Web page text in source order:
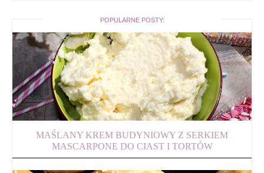
POPULARNE POSTY:
MAŚLANY KREM BUDYNIOWY Z SERKIEM
MASCARPONE DO CIAST I TORTÓW